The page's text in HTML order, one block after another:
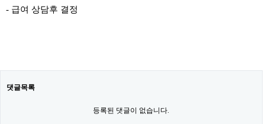
- 급여 상담후 결정
댓글목록
등록된 댓글이 없습니다.